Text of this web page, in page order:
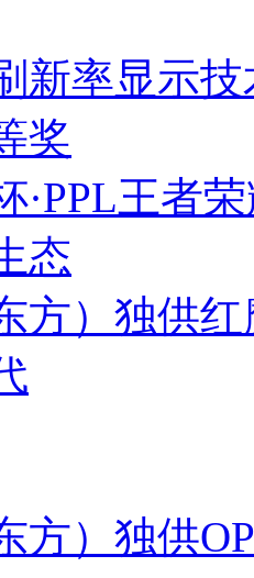
新率显示
奖
·PPL王者
态
方）独供
方）独供